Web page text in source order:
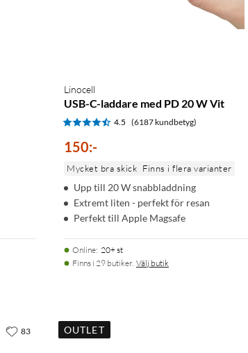
Linocell
USB-C-laddare med PD 20 W Vit
4.5 (6187 kundbetyg)
150:-
Mycket bra skick Finns i flera varianter
Upp till 20 W snabbladdning
Extremt liten - perfekt för resan
Perfekt till Apple Magsafe
Online: 20+ st
Finns i 29 butiker. Välj butik
83 OUTLET